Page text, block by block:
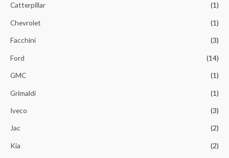
Catterpillar (1)
Chevrolet (1)
Facchini (3)
Ford (14)
GMC (1)
Grimaldi (1)
Iveco (3)
Jac (2)
Kia (2)